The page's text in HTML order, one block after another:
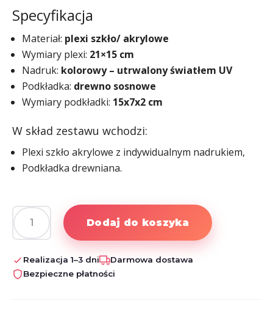
Specyfikacja
Materiał: plexi szkło/ akrylowe
Wymiary plexi: 21×15 cm
Nadruk: kolorowy – utrwalony światłem UV
Podkładka: drewno sosnowe
Wymiary podkładki: 15x7x2 cm
W skład zestawu wchodzi:
Plexi szkło akrylowe z indywidualnym nadrukiem,
Podkładka drewniana.
ilość
Pamiątka
Pierwszej
Komunii
Dodaj do koszyka
Realizacja 1–3 dni
Darmowa dostawa
Bezpieczne płatności